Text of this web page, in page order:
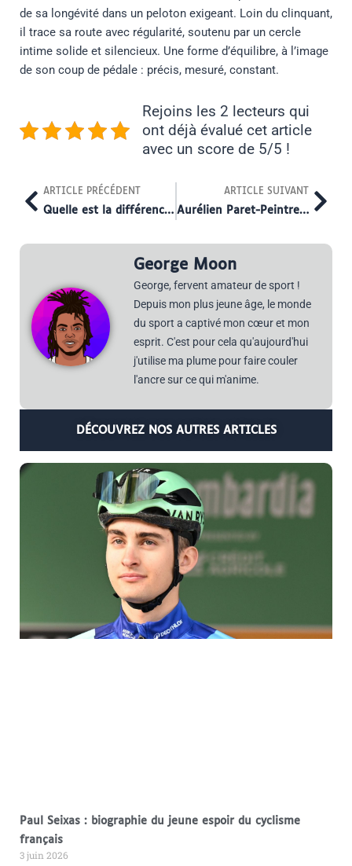
de sa longévité dans un peloton exigeant. Loin du clinquant,
il trace sa route avec régularité, soutenu par un cercle
intime solide et silencieux. Une forme d’équilibre, à l’image
de son coup de pédale : précis, mesuré, constant.
Rejoins les 2 lecteurs qui
ont déjà évalué cet article
avec un score de 5/5 !
ARTICLE PRÉCÉDENT
Quelle est la différence physique entre Aurélien et Valentin Paret-Peintre ?
ARTICLE SUIVANT
Aurélien Paret-Peintre a-t-il des enfants ?
George Moon
George, fervent amateur de sport !
Depuis mon plus jeune âge, le monde
du sport a captivé mon cœur et mon
esprit. C'est pour cela qu'aujourd'hui
j'utilise ma plume pour faire couler
l'ancre sur ce qui m'anime.
DÉCOUVREZ NOS AUTRES ARTICLES
Paul Seixas : biographie du jeune espoir du cyclisme
français
3 juin 2026